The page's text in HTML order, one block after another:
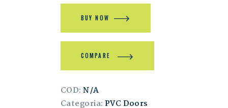
BUY NOW
COMPARE
COD:N/A
Categoria: PVC Doors